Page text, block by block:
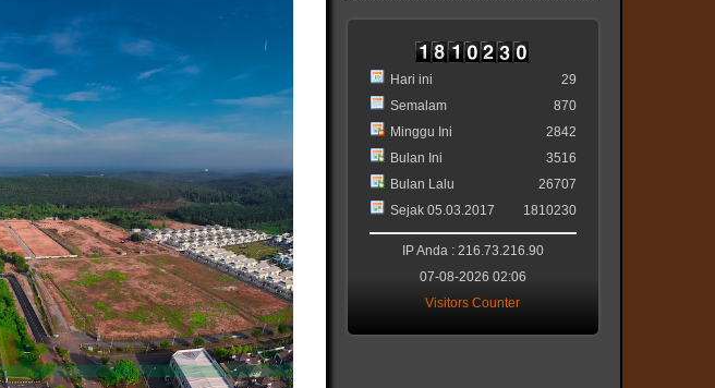
Hari ini
Semalam
Minggu Ini
Bulan Ini
Bulan Lalu
Sejak 05.03.2017
29
870
2842
3516
26707
1810230
IP Anda : 216.73.216.90
07-08-2026 02:06
Visitors Counter